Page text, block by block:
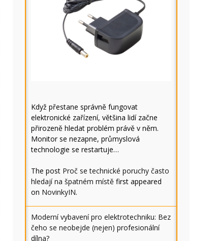
Když přestane správně fungovat
elektronické zařízení, většina lidí začne
přirozeně hledat problém právě v něm.
Monitor se nezapne, průmyslová
technologie se restartuje…
The post Proč se technické poruchy často
hledají na špatném místě first appeared
on NovinkyIN.
Moderní vybavení pro elektrotechniku: Bez
čeho se neobejde (nejen) profesionální
dílna?